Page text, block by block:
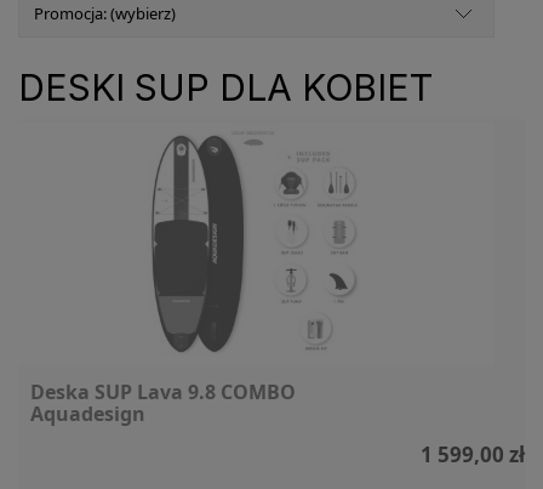
Promocja: (wybierz)
DESKI SUP DLA KOBIET
Deska SUP Lava 9.8 COMBO
Aquadesign
1 599,00 zł